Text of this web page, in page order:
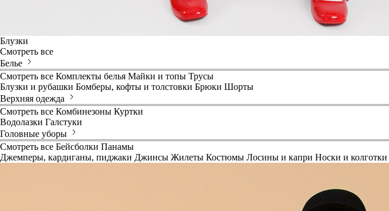
Блузки
Смотреть все
Белье
Смотреть все Комплекты белья Майки и топы Трусы
Блузки и рубашки Бомберы, кофты и толстовки Брюки Шорты
Верхняя одежда
Смотреть все Комбинезоны Куртки
Водолазки Галстуки
Головные уборы
Смотреть все Бейсболки Панамы
Джемперы, кардиганы, пиджаки Джинсы Жилеты Костюмы Лосины и капри Носки и колготки